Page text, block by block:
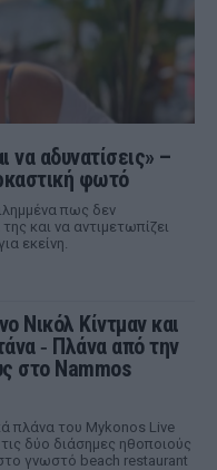
να αδυνατίσεις» –
φωτό
πως δεν
και να αντιμετωπίζει
εκείνη.
Νικόλ Κίντμαν και
‑ Πλάνα από την
στο Nammos
πλάνα του Mykonos Live
τις δύο διάσημες ηθοποιούς
γνωστό beach restaurant